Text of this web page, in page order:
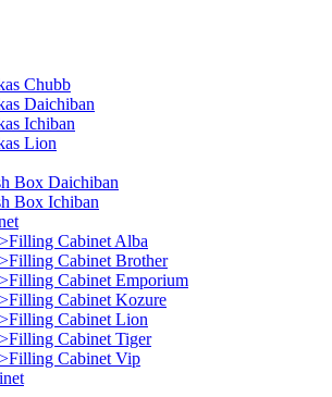
Chubb
Daichiban
Ichiban
Lion
Box Daichiban
Box Ichiban
Cabinet Alba
Cabinet Brother
Cabinet Emporium
Cabinet Kozure
Cabinet Lion
Cabinet Tiger
Cabinet Vip